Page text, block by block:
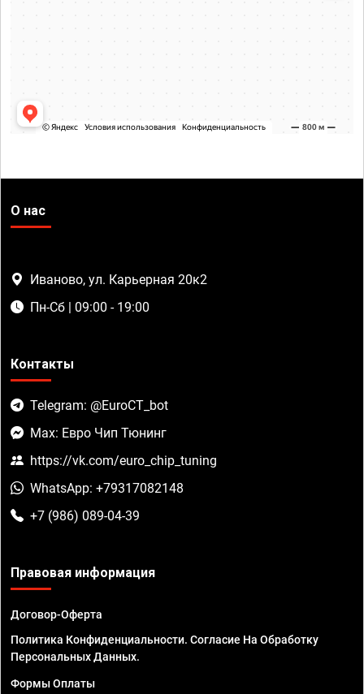
О нас
Иваново, ул. Карьерная 20к2
Пн-Сб | 09:00 - 19:00
Контакты
Telegram: @EuroCT_bot
Max: Евро Чип Тюнинг
https://vk.com/euro_chip_tuning
WhatsApp: +79317082148
+7 (986) 089-04-39
Правовая информация
Договор-Оферта
Политика Конфиденциальности. Согласие На Обработку
Персональных Данных.
Формы Оплаты